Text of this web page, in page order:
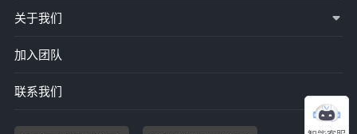
关于我们
加入团队
联系我们